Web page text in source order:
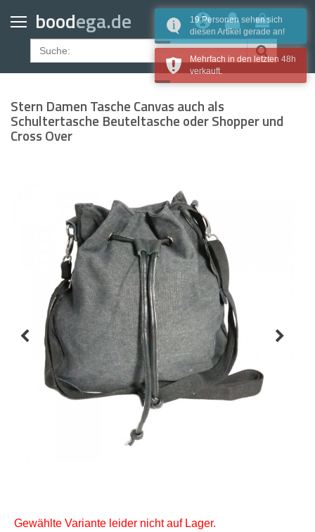
boodega.de
Geldbörsen
Gürtel
Apple Watch Armbänder
Samsung Watch Armbänder
Stern Damen Tasche Canvas auch als
Schultertasche Beuteltasche oder Shopper und
Cross Over
Gewählte Variante leider nicht auf Lager.
19 Personen sehen sich
diesen Artikel gerade an!
Mehrfach in den letzten 48h
verkauft.